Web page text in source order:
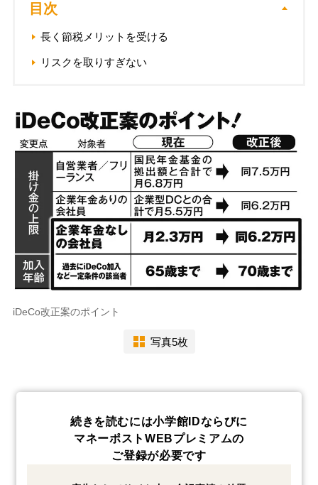
目次
長く節税メリットを受ける
リスクを取りすぎない
iDeCo改正案のポイント
写真5枚
続きを読むには小学館IDならびに
マネーポストWEBプレミアムの
ご登録が必要です